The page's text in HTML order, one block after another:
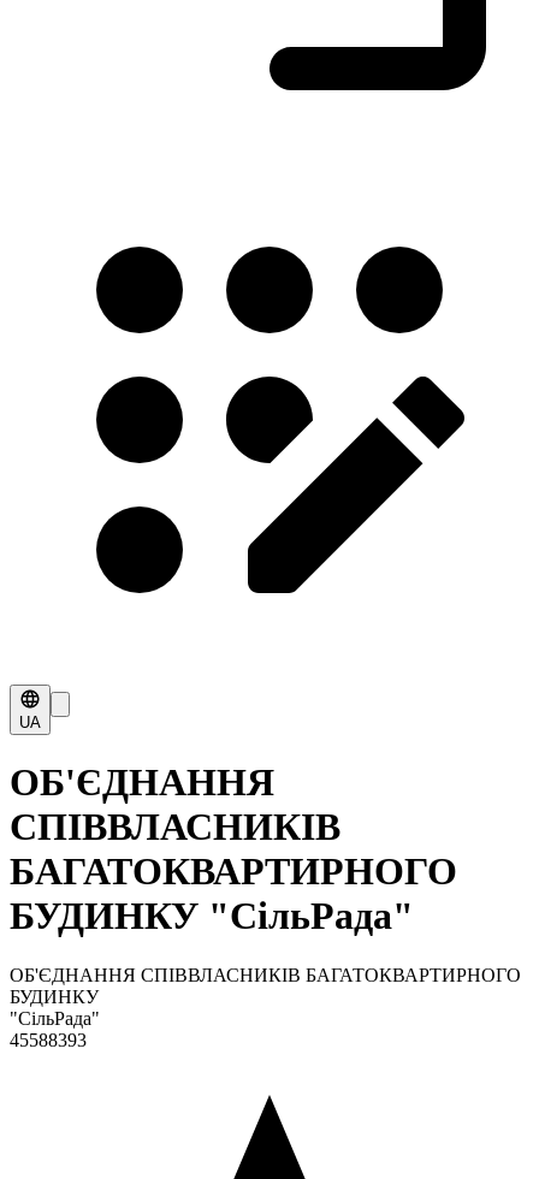
UA
ОБ'ЄДНАННЯ
СПІВВЛАСНИКІВ
БАГАТОКВАРТИРНОГО
БУДИНКУ "СільРада"
ОБ'ЄДНАННЯ СПІВВЛАСНИКІВ БАГАТОКВАРТИРНОГО
БУДИНКУ
"СільРада"
45588393